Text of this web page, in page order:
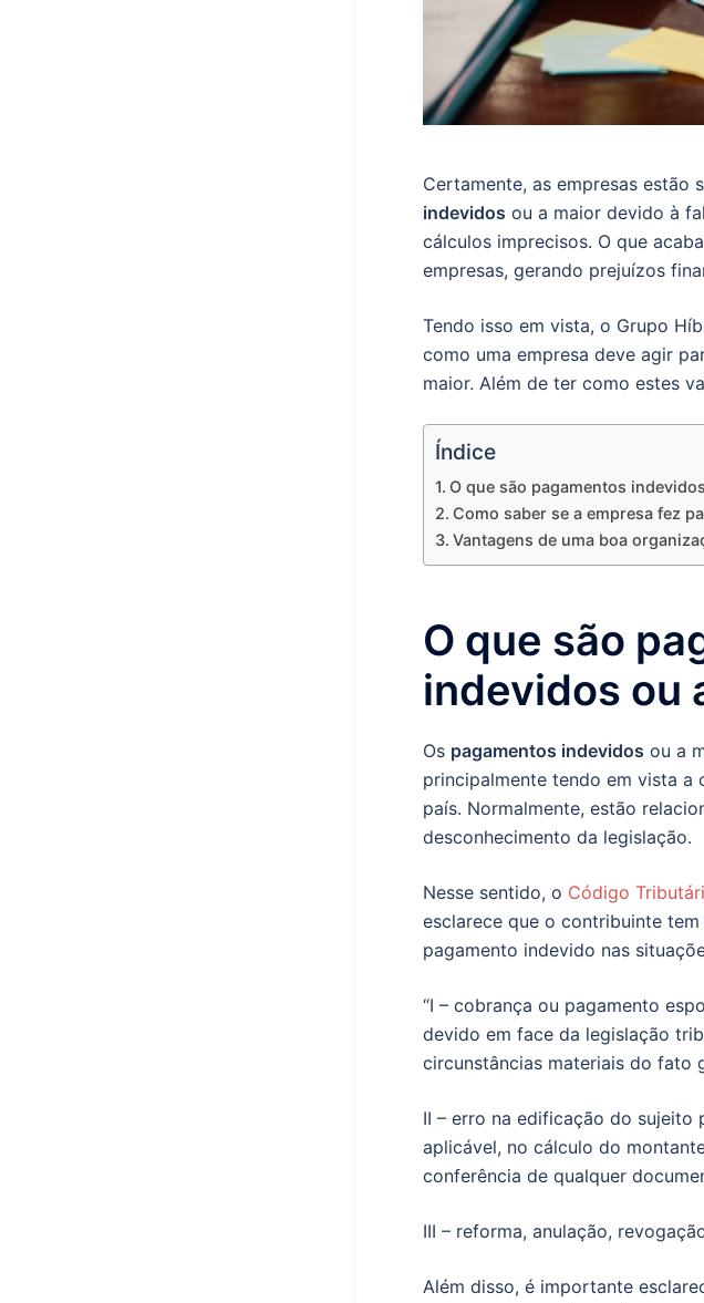
Certamente, as empresas estão
indevidos ou a maior devido à
cálculos imprecisos. O que
empresas, gerando prejuízos
Tendo isso em vista, o Grupo
como uma empresa deve agir
maior. Além de ter como estes
Índice
O que são pagamentos
Como saber se a empresa fez
Vantagens de uma boa
O que são
indevidos ou
Os pagamentos indevidos ou a
principalmente tendo em vista a
país. Normalmente, estão
desconhecimento da legislação.
Nesse sentido, o Código
esclarece que o contribuinte
pagamento indevido nas
“I – cobrança ou pagamento
devido em face da legislação
circunstâncias materiais do fato
II – erro na edificação do sujeito
aplicável, no cálculo do
conferência de qualquer
III – reforma, anulação,
Além disso, é importante